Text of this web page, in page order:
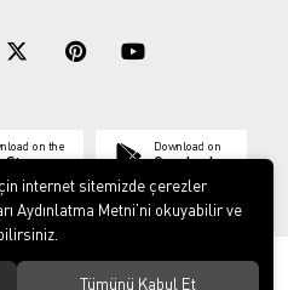
on the
Store
Download on
Google play
. Tüm hakları saklıdır.
internet sitemizde çerezler
Aydınlatma Metni’ni okuyabilir ve
Tümünü Kabul Et